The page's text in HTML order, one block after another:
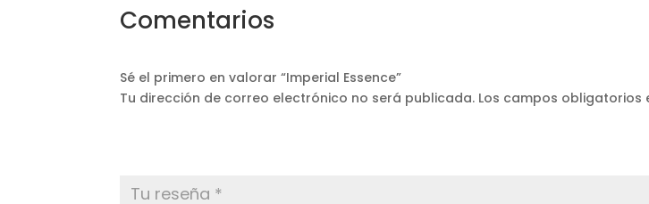
Comentarios
Sé el primero en valorar “Imperial Essence”
Tu dirección de correo electrónico no será publicada. Los campos obligatorios